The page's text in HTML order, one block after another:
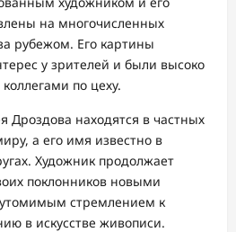
на многочисленных
рубежом. Его картины
у зрителей и были высоко
по цеху.
Дроздова находятся в частных
а его имя известно в
Художник продолжает
поклонников новыми
стремлением к
в искусстве живописи.